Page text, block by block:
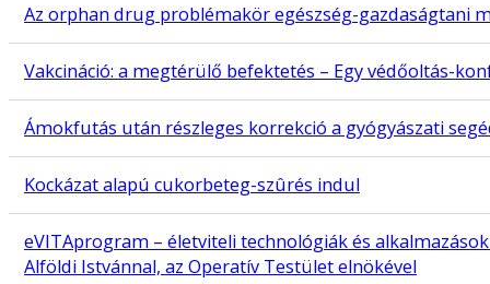
Az orphan drug problémakör egészség-gazdaságtani
Vakcináció: a megtérülő befektetés – Egy védőoltás-
Ámokfutás után részleges korrekció a gyógyászati
Kockázat alapú cukorbeteg-szûrés indul
eVITAprogram – életviteli technológiák és
Alföldi Istvánnal, az Operatív Testület elnökével